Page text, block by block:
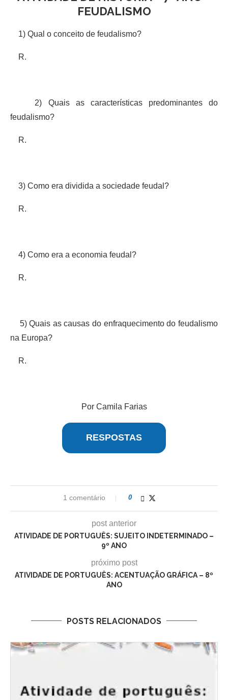
FEUDALISMO
1) Qual o conceito de feudalismo?
R.
2) Quais as características predominantes do
feudalismo?
R.
3) Como era dividida a sociedade feudal?
R.
4) Como era a economia feudal?
R.
5) Quais as causas do enfraquecimento do feudalismo
na Europa?
R.
Por Camila Farias
RESPOSTAS
1 comentário 0
post anterior
ATIVIDADE DE PORTUGUÊS: SUJEITO INDETERMINADO –
9º ANO
próximo post
ATIVIDADE DE PORTUGUÊS: ACENTUAÇÃO GRÁFICA – 8º
ANO
POSTS RELACIONADOS